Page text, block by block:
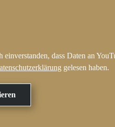
dass Daten an
gelesen haben.